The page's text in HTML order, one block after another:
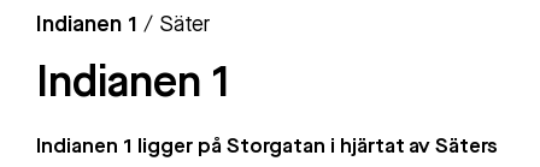
Indianen 1 / Säter
Indianen 1
Indianen 1 ligger på Storgatan i hjärtat av Säters